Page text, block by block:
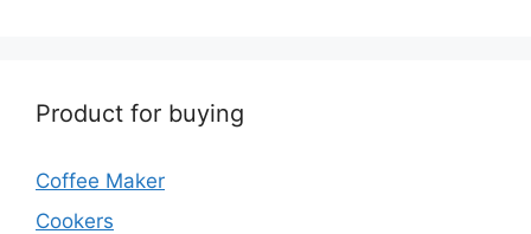
Product for buying
Coffee Maker
Cookers